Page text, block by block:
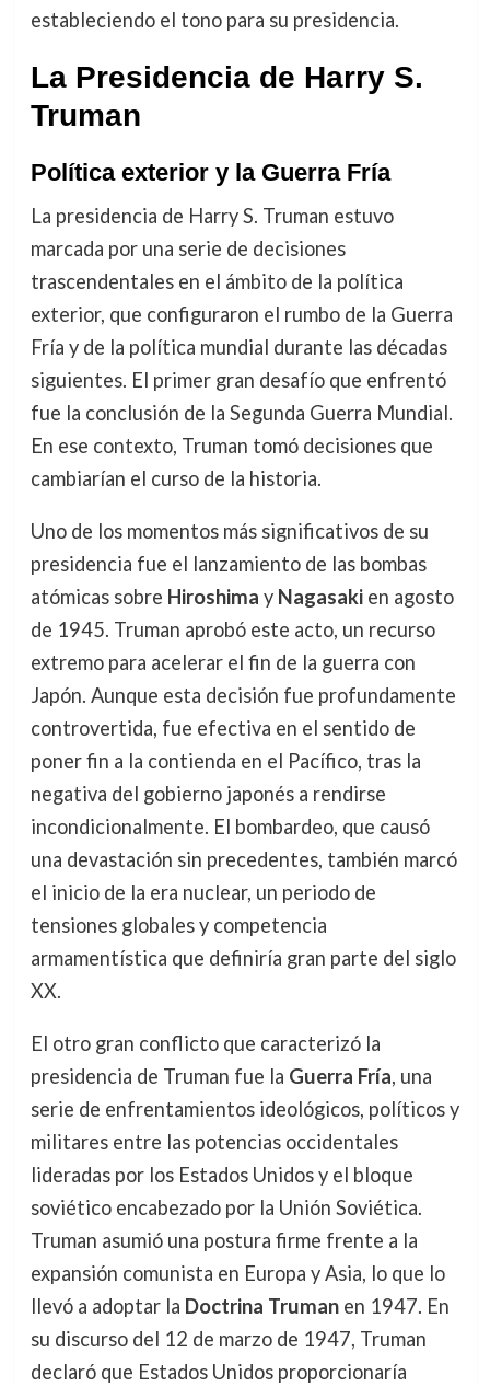
estableciendo el tono para su presidencia.
La Presidencia de Harry S.
Truman
Política exterior y la Guerra Fría
La presidencia de Harry S. Truman estuvo
marcada por una serie de decisiones
trascendentales en el ámbito de la política
exterior, que configuraron el rumbo de la Guerra
Fría y de la política mundial durante las décadas
siguientes. El primer gran desafío que enfrentó
fue la conclusión de la Segunda Guerra Mundial.
En ese contexto, Truman tomó decisiones que
cambiarían el curso de la historia.
Uno de los momentos más significativos de su
presidencia fue el lanzamiento de las bombas
atómicas sobre Hiroshima y Nagasakien agosto
de 1945. Truman aprobó este acto, un recurso
extremo para acelerar el fin de la guerra con
Japón. Aunque esta decisión fue profundamente
controvertida, fue efectiva en el sentido de
poner fin a la contienda en el Pacífico, tras la
negativa del gobierno japonés a rendirse
incondicionalmente. El bombardeo, que causó
una devastación sin precedentes, también marcó
el inicio de la era nuclear, un periodo de
tensiones globales y competencia
armamentística que definiría gran parte del siglo
XX.
El otro gran conflicto que caracterizó la
presidencia de Truman fue la Guerra Fría, una
serie de enfrentamientos ideológicos, políticos y
militares entre las potencias occidentales
lideradas por los Estados Unidos y el bloque
soviético encabezado por la Unión Soviética.
Truman asumió una postura firme frente a la
expansión comunista en Europa y Asia, lo que lo
llevó a adoptar la Doctrina Trumanen 1947. En
su discurso del 12 de marzo de 1947, Truman
declaró que Estados Unidos proporcionaría